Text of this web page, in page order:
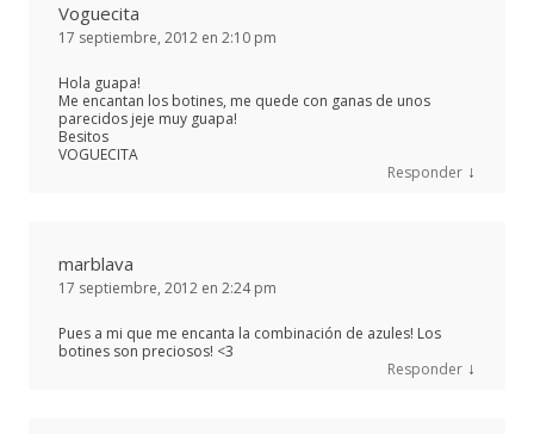
Voguecita
17 septiembre, 2012 en 2:10 pm
Hola guapa!
Me encantan los botines, me quede con ganas de unos
parecidos jeje muy guapa!
Besitos
VOGUECITA
Responder ↓
marblava
17 septiembre, 2012 en 2:24 pm
Pues a mi que me encanta la combinación de azules! Los
botines son preciosos! <3
Responder ↓